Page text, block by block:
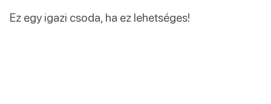
Ez egy igazi csoda, ha ez lehetséges!